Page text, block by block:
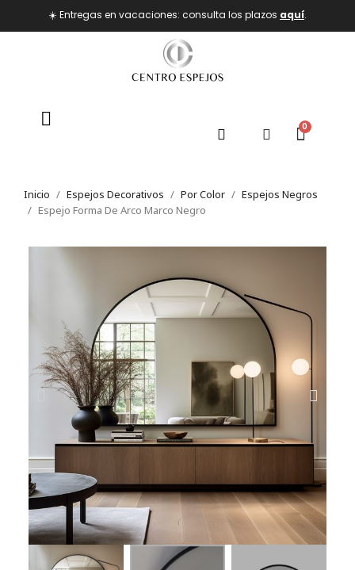
☀️ Entregas en vacaciones: consulta los plazos aquí.
Inicio Espejos Decorativos Por Color
Espejos Negros
Espejo Forma De Arco Marco Negro